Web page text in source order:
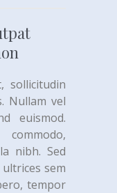
sollicitudin
Nullam vel
euismod.
nibh. Sed
sem
tempor